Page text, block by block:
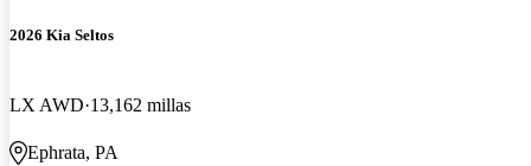
2026 Kia Seltos
LX AWD 13,162 millas
Ephrata, PA